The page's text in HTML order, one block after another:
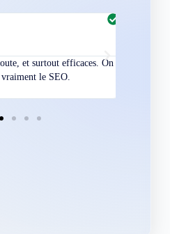
et surtout efficaces. On
le SEO.